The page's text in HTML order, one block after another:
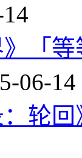
》「
06-14
轮